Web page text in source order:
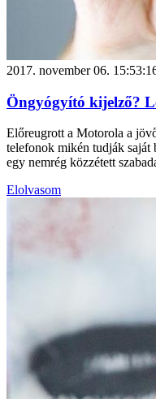
2017. november 06.
Öngyógyító kijelző?
Előreugrott a Motorola a
telefonok mikén tudják saját
egy nemrég közzétett
Elolvasom